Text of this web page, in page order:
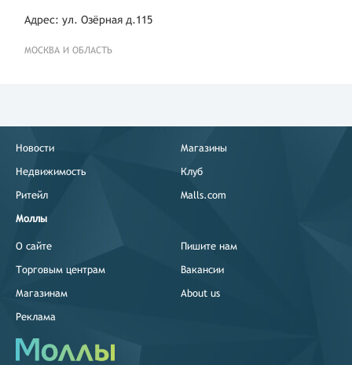
Адрес: ул. Озёрная д.115
МОСКВА И ОБЛАСТЬ
Новости
Недвижимость
Ритейл
Моллы
Магазины
Клуб
Malls.com
О сайте
Торговым центрам
Магазинам
Реклама
Пишите нам
Вакансии
About us